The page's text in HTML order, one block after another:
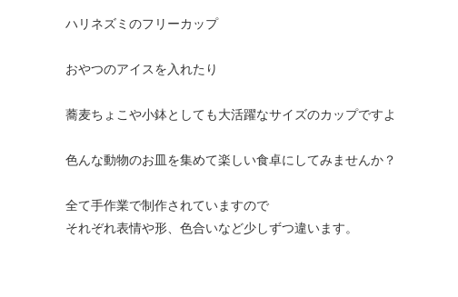
ハリネズミのフリーカップ
おやつのアイスを入れたり
蕎麦ちょこや小鉢としても大活躍なサイズのカップですよ
色んな動物のお皿を集めて楽しい食卓にしてみませんか？
全て手作業で制作されていますので
それぞれ表情や形、色合いなど少しずつ違います。